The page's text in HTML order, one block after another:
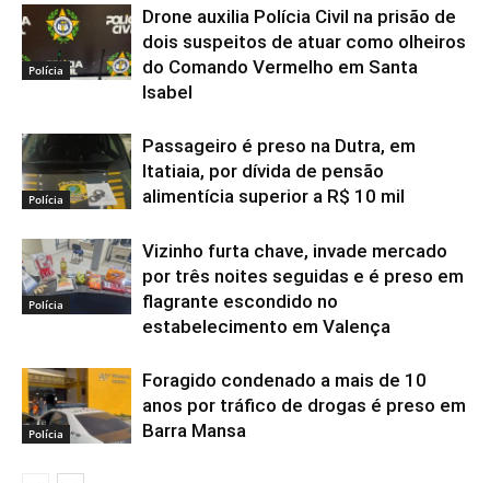
Polícia
Drone auxilia Polícia Civil na prisão de
dois suspeitos de atuar como olheiros
do Comando Vermelho em Santa
Isabel
Polícia
Passageiro é preso na Dutra, em
Itatiaia, por dívida de pensão
alimentícia superior a R$ 10 mil
Polícia
Vizinho furta chave, invade mercado
por três noites seguidas e é preso em
flagrante escondido no
estabelecimento em Valença
Polícia
Foragido condenado a mais de 10
anos por tráfico de drogas é preso em
Barra Mansa